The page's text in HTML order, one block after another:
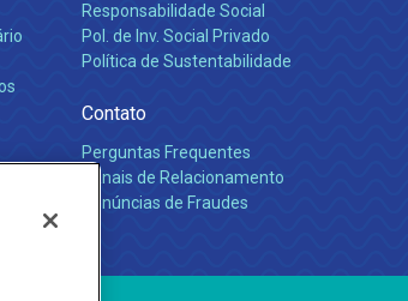
Responsabilidade Social
Pol. de Inv. Social Privado
Política de Sustentabilidade
Contato
Perguntas Frequentes
Canais de Relacionamento
Denúncias de Fraudes